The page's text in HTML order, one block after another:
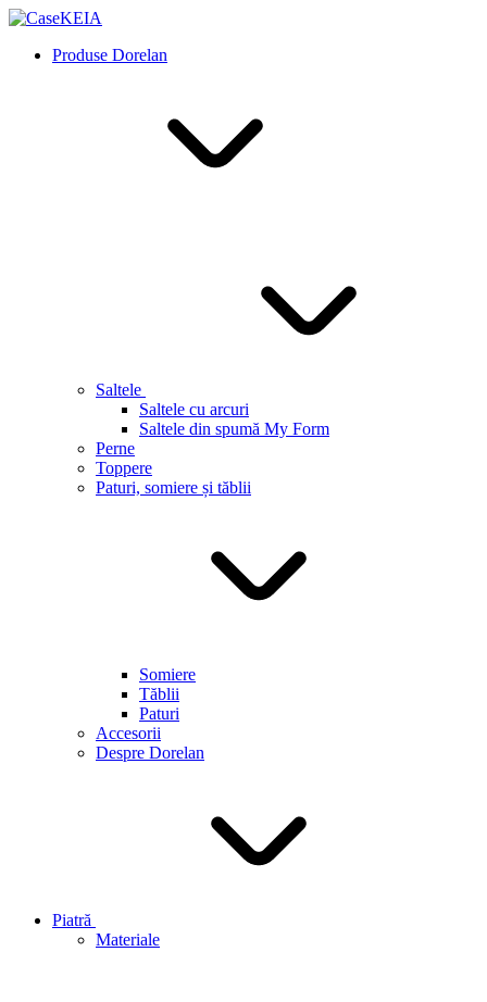
Produse Dorelan
Saltele
Saltele cu arcuri
Saltele din spumă My Form
Perne
Toppere
Paturi, somiere și tăblii
Somiere
Tăblii
Paturi
Accesorii
Despre Dorelan
Piatră
Materiale